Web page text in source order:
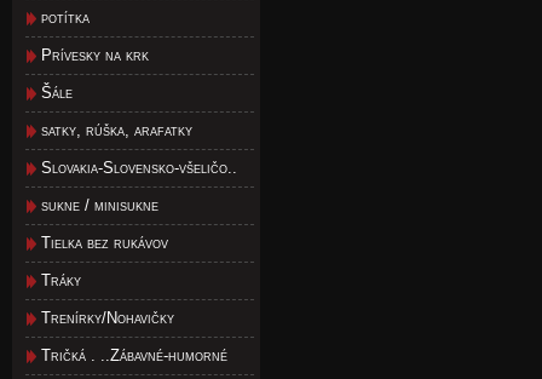
potítka
Prívesky na krk
Šále
satky, rúška, arafatky
Slovakia-Slovensko-všeličo..
sukne / minisukne
Tielka bez rukávov
Tráky
Trenírky/Nohavičky
Tričká . ..Zábavné-humorné